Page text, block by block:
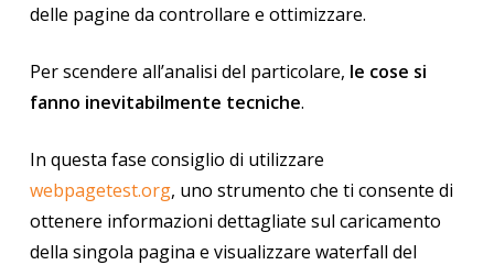
delle pagine da controllare e ottimizzare.
Per scendere all’analisi del particolare, le cose si
fanno inevitabilmente tecniche.
In questa fase consiglio di utilizzare
webpagetest.org, uno strumento che ti consente di
ottenere informazioni dettagliate sul caricamento
della singola pagina e visualizzare waterfall del